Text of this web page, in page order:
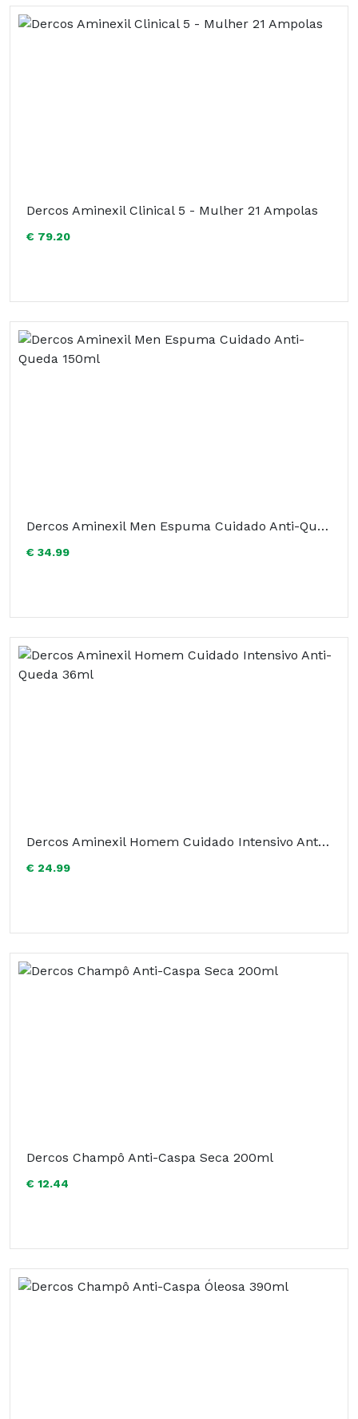
Dercos Aminexil Clinical 5 - Mulher 21 Ampolas
€ 79.20
Dercos Aminexil Men Espuma Cuidado Anti-Queda 150ml
€ 34.99
Dercos Aminexil Homem Cuidado Intensivo Anti-Queda 36ml
€ 24.99
Dercos Champô Anti-Caspa Seca 200ml
€ 12.44